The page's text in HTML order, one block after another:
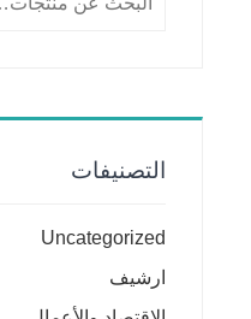
التصنيفات
Uncategorized
ارشيف